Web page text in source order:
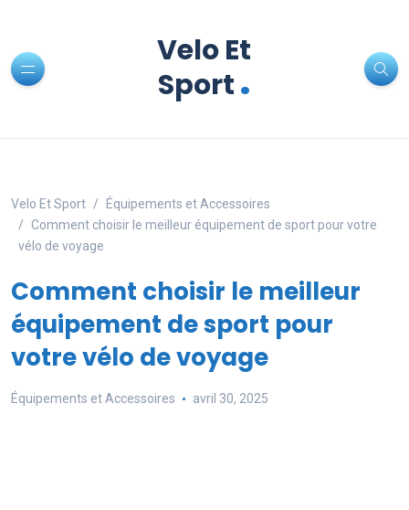
Velo Et
Sport.
Velo Et Sport
Équipements et Accessoires
Comment choisir le meilleur équipement de sport pour votre
vélo de voyage
Comment choisir le meilleur
équipement de sport pour
votre vélo de voyage
Équipements et Accessoires avril 30, 2025